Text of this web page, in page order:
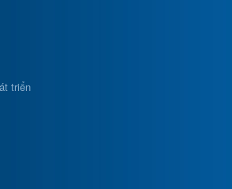
triển